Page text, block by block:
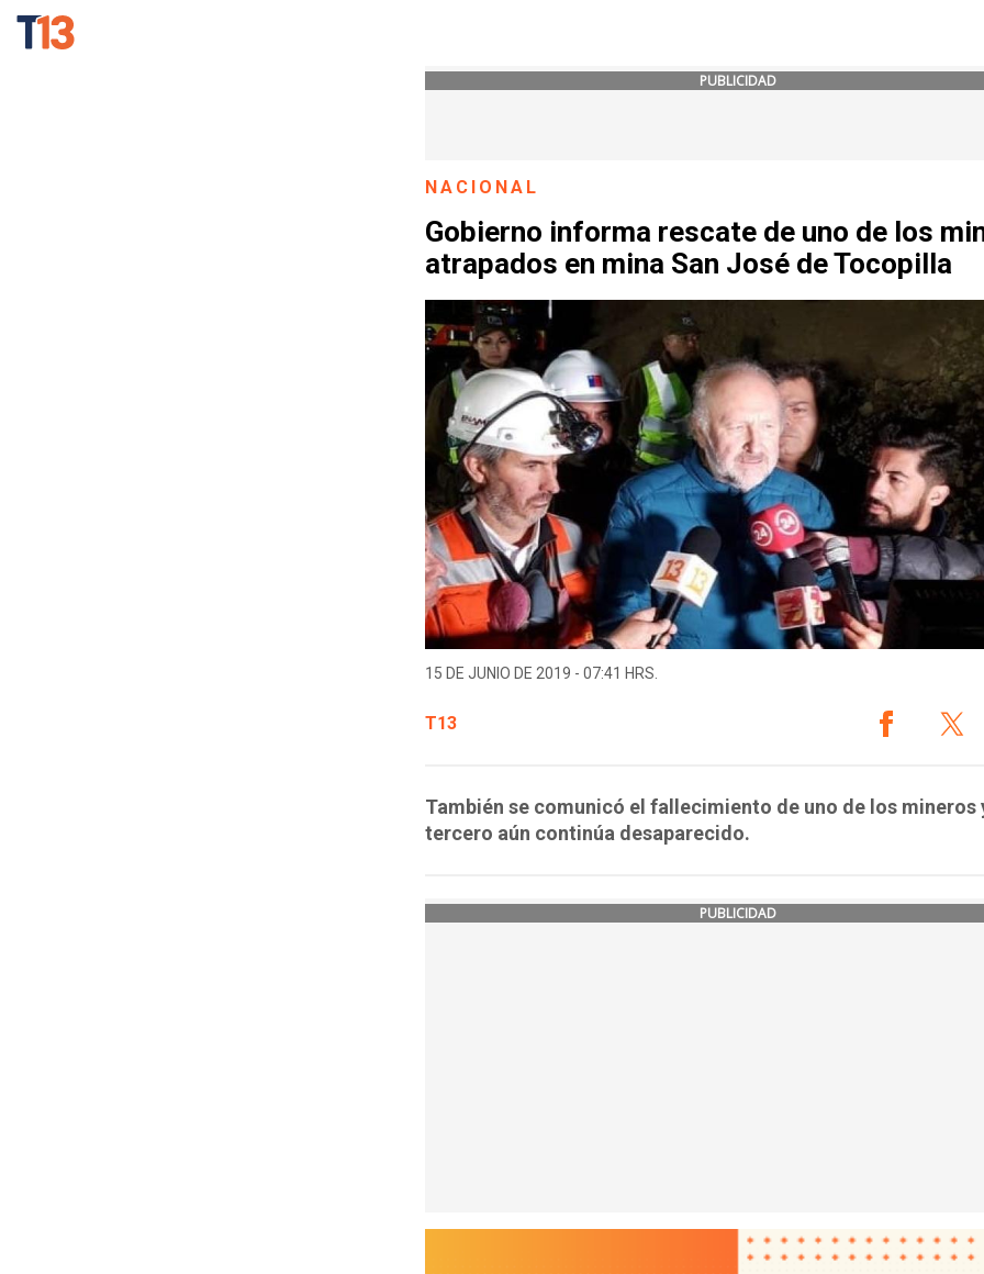
PUBLICIDAD
NACIONAL
Gobierno informa rescate de uno de los
atrapados en mina San José de Tocopilla
15 DE JUNIO DE 2019 - 07:41 HRS.
T13
También se comunicó el fallecimiento de uno de los mineros
tercero aún continúa desaparecido.
PUBLICIDAD